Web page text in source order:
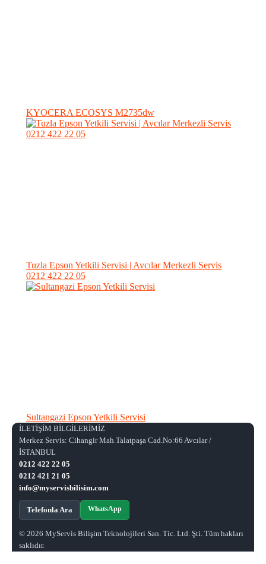
KYOCERA ECOSYS M2735dw
Tuzla Epson Yetkili Servisi | Avcılar Merkezli Servis
0212 422 22 05
Sultangazi Epson Yetkili Servisi
İLETİŞİM BİLGİLERİMİZ
Merkez Servis: Cihangir Mah.Talatpaşa Cad.No:66 Avcılar /
İSTANBUL
0212 422 22 05
0212 421 21 05
info@myservisbilisim.com
Telefonla Ara WhatsApp
© 2026 MyServis Bilişim Teknolojileri San. Tic. Ltd. Şti. Tüm hakları
saklıdır.